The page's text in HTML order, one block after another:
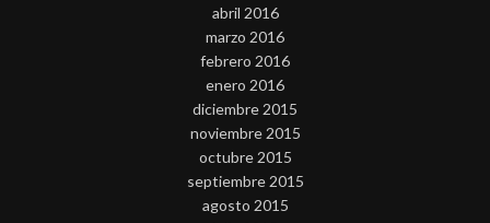
abril 2016
marzo 2016
febrero 2016
enero 2016
diciembre 2015
noviembre 2015
octubre 2015
septiembre 2015
agosto 2015